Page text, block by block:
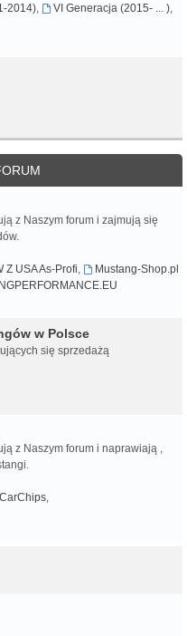
2014), VI Generacja (2015- ... ),
z Naszym forum i zajmują się
Z USA As-Profi,
Mustang-Shop.pl
w Polsce
się sprzedażą
z Naszym forum i naprawiają ,
,